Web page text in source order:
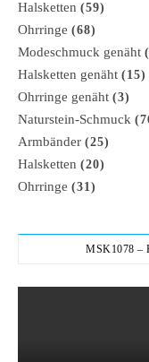
Halsketten (59)
Ohrringe (68)
Modeschmuck genäht
Halsketten genäht (15)
Ohrringe genäht (3)
Naturstein-Schmuck
Armbänder (25)
Halsketten (20)
Ohrringe (31)
MSK1078 –